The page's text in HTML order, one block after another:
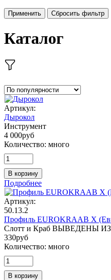
Применить Сбросить фильтр
Каталог
Артикул:
Дырокол
Инструмент
4 000руб
Количество: много
В корзину
Подробнее
Артикул:
50.13.2
Профиль EUROKRAAB X
Слотт и Краб ВЫВЕДЕНЫ
330руб
Количество: много
В корзину